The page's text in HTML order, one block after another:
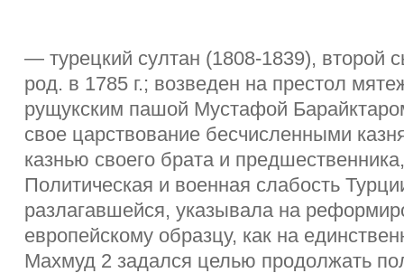
— турецкий султан (1808-1839), второй
род. в 1785 г.; возведен на престол
рущукским пашой Мустафой
свое царствование бесчисленными
казнью своего брата и
Политическая и военная слабость
разлагавшейся, указывала на
европейскому образцу, как на
Махмуд 2 задался целью продолжать